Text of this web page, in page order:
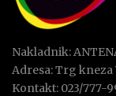
Nakladnik:
Adresa: Trg kneza
Kontakt: 023/777-